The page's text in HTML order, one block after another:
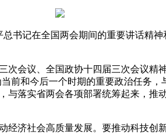
记在全国两会期间的重要讲话精
议、全国政协十四届三次会议精
前和今后一个时期的重要政治任务
落实省两会各项部署统筹起来，推
社会高质量发展。要推动科技创